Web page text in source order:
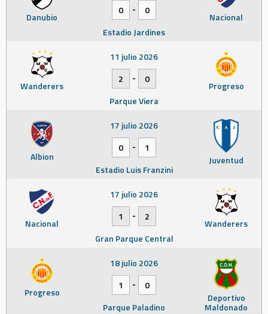
Danubio Nacional
0
-
0
Estadio Jardines
Wanderers Progreso
11 julio 2026
2
-
0
Parque Viera
Albion Juventud
17 julio 2026
0
-
1
Estadio Luis Franzini
Nacional Wanderers
17 julio 2026
1
-
2
Gran Parque Central
Progreso Deportivo
Maldonado
18 julio 2026
1
-
0
Parque Paladino